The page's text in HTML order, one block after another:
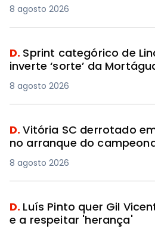
8 agosto 2026
D. Sprint categórico de
inverte ‘sorte’ da
8 agosto 2026
D.Vitória SC derrotado
no arranque do
8 agosto 2026
D. Luís Pinto quer Gil
e a respeitar 'herança'